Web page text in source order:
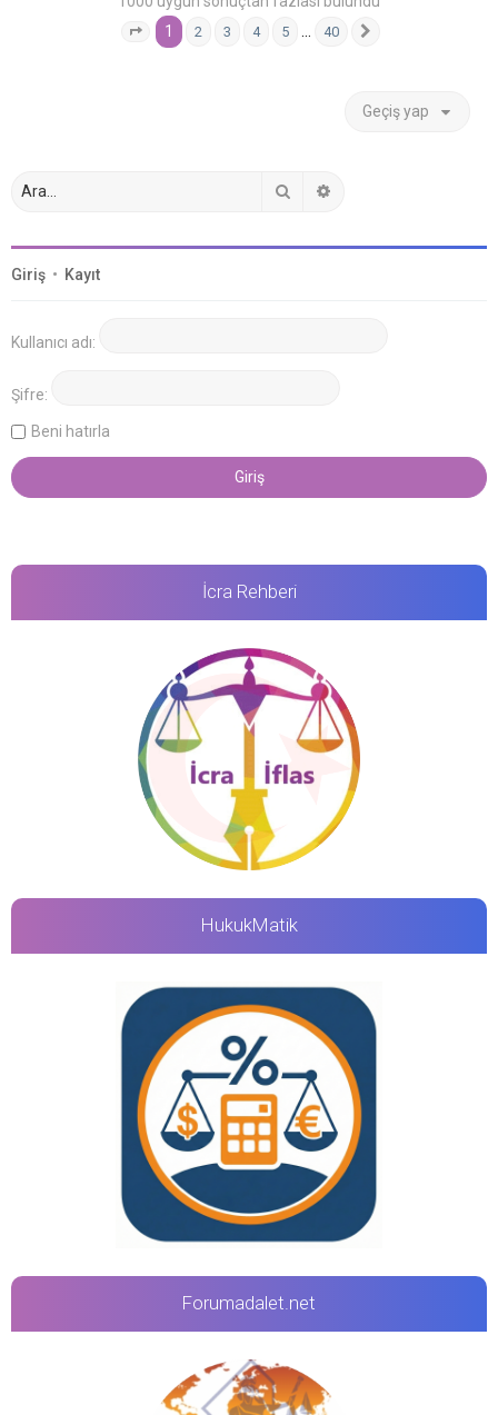
. sayfa (Toplam40 sayfa)
1 2 3 4 5 40
Geçiş yap
Giriş • Kayıt
Kullanıcı adı:
Şifre:
Beni hatırla
İcra Rehberi
HukukMatik
Forumadalet.net